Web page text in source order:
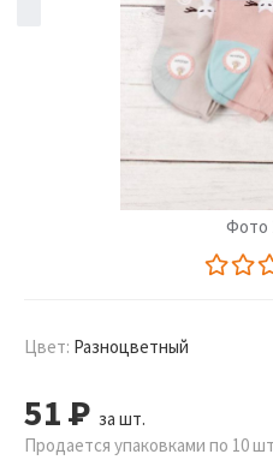
Фото
Цвет: Разноцветный
51Р за шт.
Продается упаковками по 10